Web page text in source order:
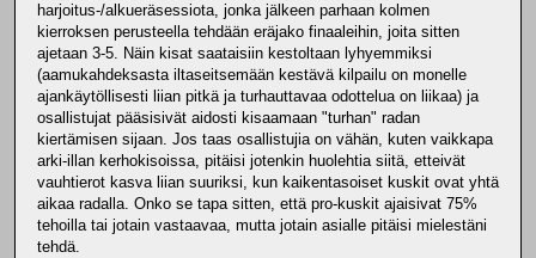
harjoitus-/alkueräsessiota, jonka jälkeen parhaan kolmen
kierroksen perusteella tehdään eräjako finaaleihin, joita sitten
ajetaan 3-5. Näin kisat saataisiin kestoltaan lyhyemmiksi
(aamukahdeksasta iltaseitsemään kestävä kilpailu on monelle
ajankäytöllisesti liian pitkä ja turhauttavaa odottelua on liikaa) ja
osallistujat pääsisivät aidosti kisaamaan "turhan" radan
kiertämisen sijaan. Jos taas osallistujia on vähän, kuten vaikkapa
arki-illan kerhokisoissa, pitäisi jotenkin huolehtia siitä, etteivät
vauhtierot kasva liian suuriksi, kun kaikentasoiset kuskit ovat yhtä
aikaa radalla. Onko se tapa sitten, että pro-kuskit ajaisivat 75%
tehoilla tai jotain vastaavaa, mutta jotain asialle pitäisi mielestäni
tehdä.